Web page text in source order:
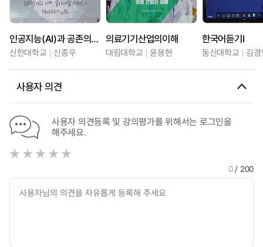
인공지능(AI)과 공존의 시대, 알아야할 키워드
신한대학교 신종우
의료기기산업의이해
대림대학교 윤용현
한국어듣기Ⅰ
동신대학교 김
사용자 의견
사용자 의견등록 및 강의평가를 위해서는 로그인을
해주세요.
0/ 200